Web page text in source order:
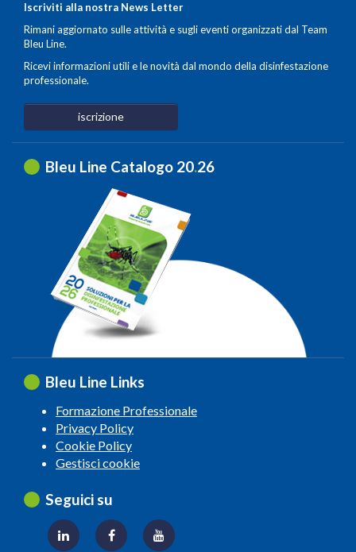
Iscriviti alla nostra News Letter
Rimani aggiornato sulle attività e sugli eventi organizzati dal Team
Bleu Line.
Ricevi informazioni utili e le novità dal mondo della disinfestazione
professionale.
iscrizione
Bleu Line Catalogo 20.26
Bleu Line Links
Formazione Professionale
Privacy Policy
Cookie Policy
Gestisci cookie
Seguici su